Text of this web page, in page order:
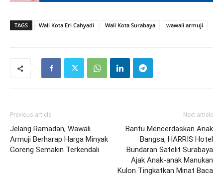
TAGS Wali Kota Eri Cahyadi Wali Kota Surabaya wawali armuji
Previous article
Jelang Ramadan, Wawali
Armuji Berharap Harga Minyak
Goreng Semakin Terkendali
Next article
Bantu Mencerdaskan Anak
Bangsa, HARRIS Hotel
Bundaran Satelit Surabaya
Ajak Anak-anak Manukan
Kulon Tingkatkan Minat Baca